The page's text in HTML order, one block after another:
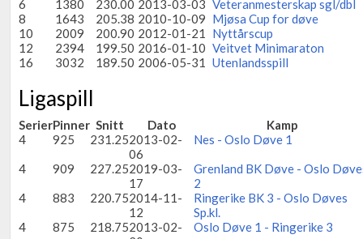
6
1380 230.00 2013-03-03 Veteranmesterskap sgl/dbl
8
1643 205.38 2010-10-09 Mjøsa Cup for døve
10
2009 200.90 2012-01-21
Nyttårscup
12
2394 199.50 2016-01-10 Veitvet Minimaraton
16
3032 189.50 2006-05-31 Utenlandsspill
Ligaspill
SerierPinner Snitt Dato
Kamp
4
925 231.252013-02-
06
Nes - Oslo Døve 1
4
909 227.252019-03-
17
Grenland BK Døve - Oslo
2
4
883 220.752014-11-
12
Ringerike BK 3 - Oslo Døves
Sp.kl.
4
875 218.752013-02-
Oslo Døve 1 - Ringerike 3